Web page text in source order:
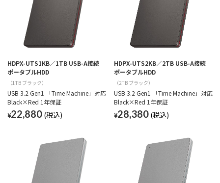
HDPX-UTS1KB／1TB USB-A接続
ポータブルHDD
（1TB ブラック）
USB 3.2 Gen1 「Time Machine」対応
Black×Red 1年保証
¥22,880
HDPX-UTS2KB／2TB USB-A接続
ポータブルHDD
（2TB ブラック）
USB 3.2 Gen1 「Time Machine」対応
Black×Red 1年保証
¥28,380